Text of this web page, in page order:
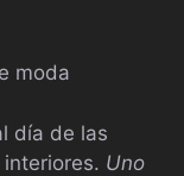
moda
día de las
Uno